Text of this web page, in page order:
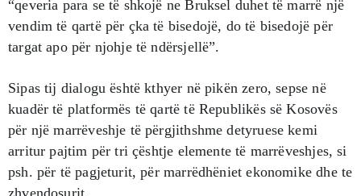
“qeveria para se të shkojë ne Bruksel duhet të marrë një
vendim të qartë për çka të bisedojë, do të bisedojë për
targat apo për njohje të ndërsjellë”.
Sipas tij dialogu është kthyer në pikën zero, sepse në
kuadër të platformës të qartë të Republikës së Kosovës
për një marrëveshje të përgjithshme detyruese kemi
arritur pajtim për tri çështje elemente të marrëveshjes, si
psh. për të pagjeturit, për marrëdhëniet ekonomike dhe te
zhvendosurit.